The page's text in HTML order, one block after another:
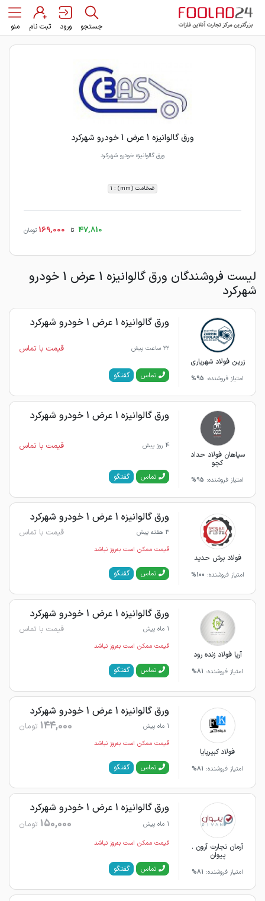
جستجو ورود ثبت نام منو
ورق گالوانیزه 1 عرض 1 خودرو شهرکرد
ورق گالوانیزه خودرو شهرکرد
ضخامت (mm) : 1
47,810 تا 169,000 تومان
لیست فروشندگان ورق گالوانیزه 1 عرض 1 خودرو
شهرکرد
زرین فولاد شهریاری
امتیاز فروشنده: 95%
ورق گالوانیزه 1 عرض 1 خودرو شهرکرد
22 ساعت پیش قیمت با تماس
تماس گفتگو
سپاهان فولاد حداد
کچو
امتیاز فروشنده: 95%
ورق گالوانیزه 1 عرض 1 خودرو شهرکرد
4 روز پیش قیمت با تماس
تماس گفتگو
فولاد برش حدید
امتیاز فروشنده: 100%
ورق گالوانیزه 1 عرض 1 خودرو شهرکرد
3 هفته پیش قیمت با تماس
قیمت ممکن است به‌روز نباشد
تماس گفتگو
آریا فولاد زنده رود
امتیاز فروشنده: 81%
ورق گالوانیزه 1 عرض 1 خودرو شهرکرد
1 ماه پیش قیمت با تماس
قیمت ممکن است به‌روز نباشد
تماس گفتگو
فولاد کبیرپایا
امتیاز فروشنده: 81%
ورق گالوانیزه 1 عرض 1 خودرو شهرکرد
1 ماه پیش 144,000 تومان
قیمت ممکن است به‌روز نباشد
تماس گفتگو
آرمان تجارت آرون .
پیوان
امتیاز فروشنده: 81%
ورق گالوانیزه 1 عرض 1 خودرو شهرکرد
1 ماه پیش 150,000 تومان
قیمت ممکن است به‌روز نباشد
تماس گفتگو